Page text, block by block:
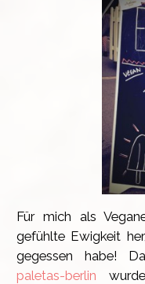
Für mich als
gefühlte Ewigkeit
gegessen habe!
paletas-berlin